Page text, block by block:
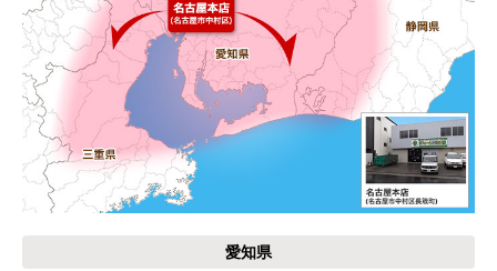
期待通りにきちんと対応してもらえました。
【注文からどのくらいで届きましたか？】
工事日を自分から発注の2週間先にしていたので、
遅れることもなく予定通りに工事前に到着。
【その他感想・コメント】
保証書に添付する工事店の証明もきちんと対応し
次に何か交換タイミングが来たら、一番の候補先
愛知県